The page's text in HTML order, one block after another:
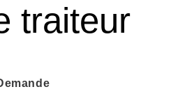
traiteur